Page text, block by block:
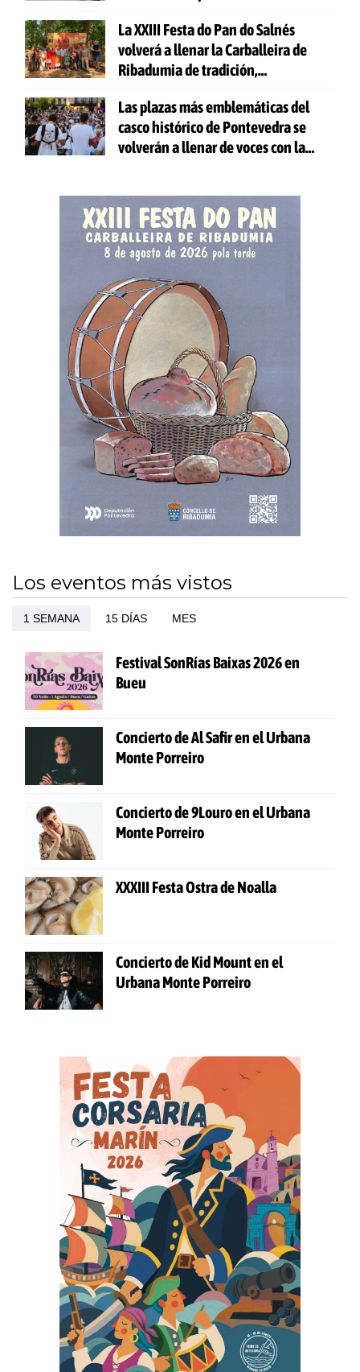
La XXIII Festa do Pan do Salnés
volverá a llenar la Carballeira de
Ribadumia de tradición,
todas las edades
Las plazas más emblemáticas del
casco histórico de Pontevedra se
volverán a llenar de voces con la
Los eventos más vistos
1 SEMANA 15 DÍAS MES
Festival SonRías Baixas 2026 en
Bueu
Concierto de Al Safir en el Urbana
Monte Porreiro
Concierto de 9Louro en el Urbana
Monte Porreiro
XXXIII Festa Ostra de Noalla
Concierto de Kid Mount en el
Urbana Monte Porreiro